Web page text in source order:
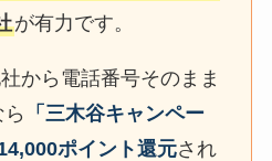
が有力です。
から電話番号そのまま
「三木谷キャンペー
ポイント還元され